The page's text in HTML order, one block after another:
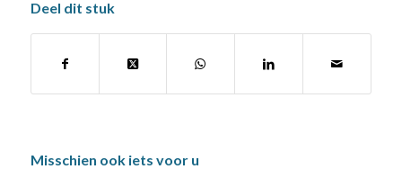
Deel dit stuk
Misschien ook iets voor u